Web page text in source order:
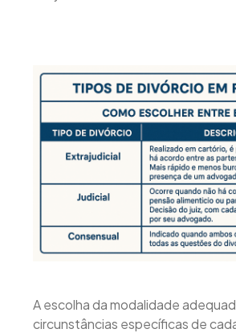
A escolha da modalidade
circunstâncias específicas de